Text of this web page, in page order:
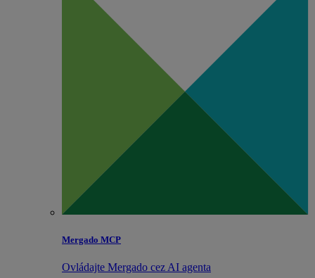
Mergado MCP
Ovládajte Mergado cez AI agenta